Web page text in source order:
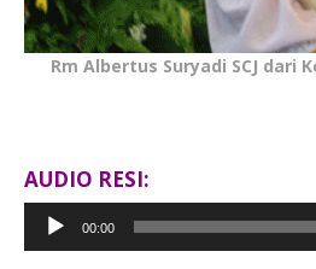
Rm Albertus Suryadi SCJ dari
AUDIO RESI:
Pemutar
Audio
00:00